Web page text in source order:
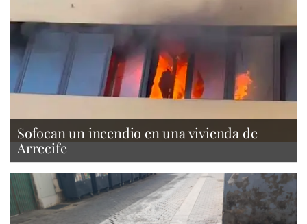
Sofocan un incendio en una vivienda de
Arrecife